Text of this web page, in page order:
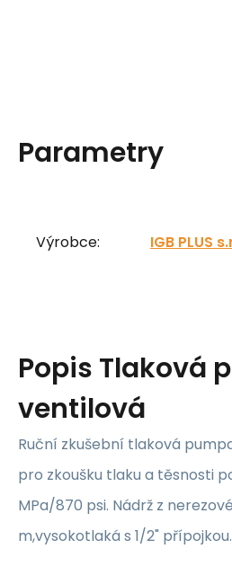
Parametry
Výrobce: IGB PLUS
Popis Tlaková
ventilová
Ruční zkušební tlaková
pro zkoušku tlaku a těsnosti
MPa/870 psi. Nádrž z
m,vysokotlaká s 1/2"